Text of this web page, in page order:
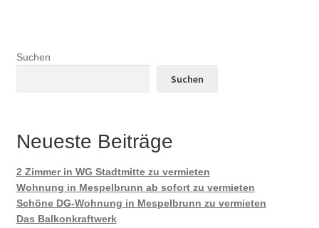
Suchen
Suchen
Neueste Beiträge
2 Zimmer in WG Stadtmitte zu vermieten
Wohnung in Mespelbrunn ab sofort zu vermieten
Schöne DG-Wohnung in Mespelbrunn zu vermieten
Das Balkonkraftwerk